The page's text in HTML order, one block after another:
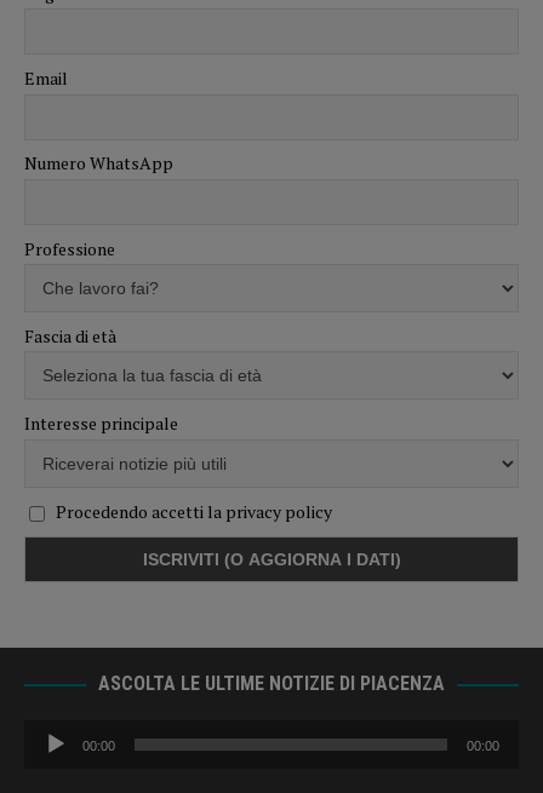
Email
Numero WhatsApp
Professione
Fascia di età
Interesse principale
Procedendo accetti la privacy policy
ASCOLTA LE ULTIME NOTIZIE DI PIACENZA
Audio
Player
00:00 00:00